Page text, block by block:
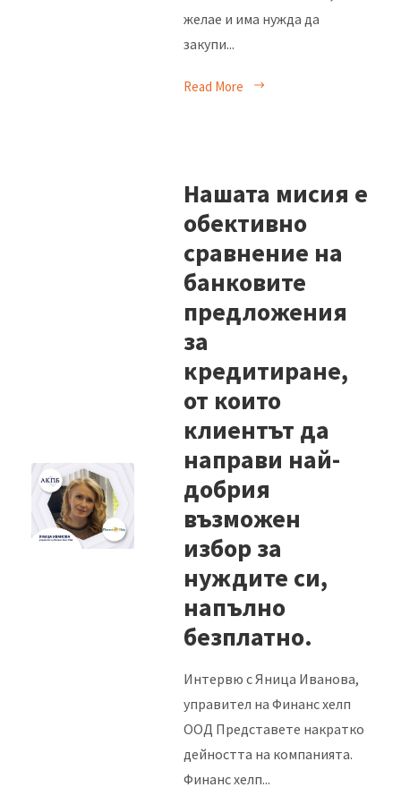
желае и има нужда да
закупи...
Read More
Нашата мисия е
обективно
сравнение на
банковите
предложения
за
кредитиране,
от които
клиентът да
направи най-
добрия
възможен
избор за
нуждите си,
напълно
безплатно.
Интервю с Яница Иванова,
управител на Финанс хелп
ООД Представете накратко
дейността на компанията.
Финанс хелп...